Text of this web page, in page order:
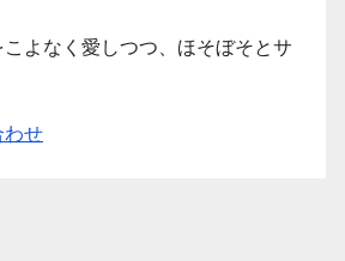
よなく愛しつつ、ほそぼそとサ
わせ